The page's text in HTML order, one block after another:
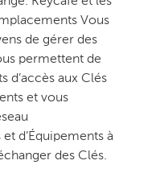
Vous
de gérer des
permettent de
d’accès aux Clés
et vous
d’Équipements à
des Clés.